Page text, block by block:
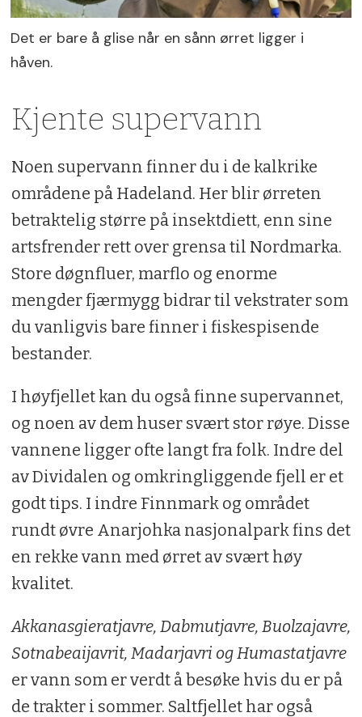
Det er bare å glise når en sånn ørret ligger i
håven.
Kjente supervann
Noen supervann finner du i de kalkrike
områdene på Hadeland. Her blir ørreten
betraktelig større på insektdiett, enn sine
artsfrender rett over grensa til Nordmarka.
Store døgnfluer, marflo og enorme
mengder fjærmygg bidrar til vekstrater som
du vanligvis bare finner i fiskespisende
bestander.
I høyfjellet kan du også finne supervannet,
og noen av dem huser svært stor røye. Disse
vannene ligger ofte langt fra folk. Indre del
av Dividalen og omkringliggende fjell er et
godt tips. I indre Finnmark og området
rundt øvre Anarjohka nasjonalpark fins det
en rekke vann med ørret av svært høy
kvalitet.
Akkanasgieratjavre, Dabmutjavre, Buolzajavre,
Sotnabeaijavrit, Madarjavri og Humastatjavre
er vann som er verdt å besøke hvis du er på
de trakter i sommer. Saltfjellet har også